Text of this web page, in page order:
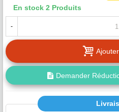
En stock 2 Produits
-
Demander